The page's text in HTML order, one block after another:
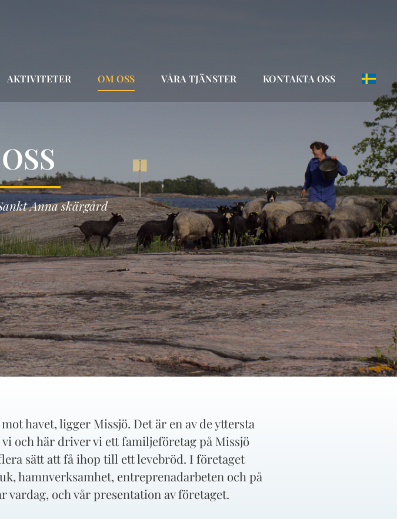
AKTIVITETER OM OSS VÅRA TJÄNSTER KONTAKTA OSS
Anna skärgård
havet, ligger Missjö. Det är en av de yttersta
och här driver vi ett familjeföretag på Missjö
sätt att få ihop till ett levebröd. I företaget
hamnverksamhet, entreprenadarbeten och på
vardag, och vår presentation av företaget.